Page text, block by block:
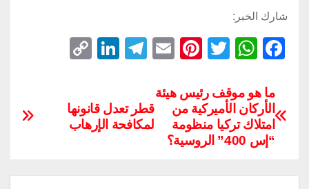
شارك الخبر:
F
c
e
b
W
at
s
A
T
tt
er
Pi
er
e
st
E
T
gr
a
Li
e
dI
yقطر تعدل قانونها
لمكافحة الإرهاب
ما هو موقف رئيس هيئة
الأركان الأميركية من
امتلاك تركيا منظومة
“إس 400” الروسية؟